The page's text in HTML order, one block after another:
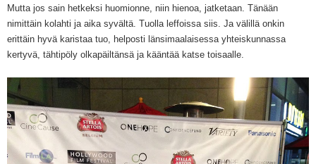
Mutta jos sain hetkeksi huomionne, niin hienoa, jatketaan. Tänään
nimittäin kolahti ja aika syvältä. Tuolla leffoissa siis. Ja välillä onkin
erittäin hyvä karistaa tuo, helposti länsimaalaisessa yhteiskunnassa
kertyvä, tähtipöly olkapäiltänsä ja kääntää katse toisaalle.